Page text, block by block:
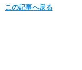
この記事へ戻る